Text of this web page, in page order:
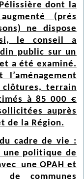
dont la
(prés
ne dispose
le conseil a
public sur un
a été examiné.
clôtures, terrain
à 85 000 €
auprès
de la Région.
cadre de vie :
une politique de
une OPAH et
de communes